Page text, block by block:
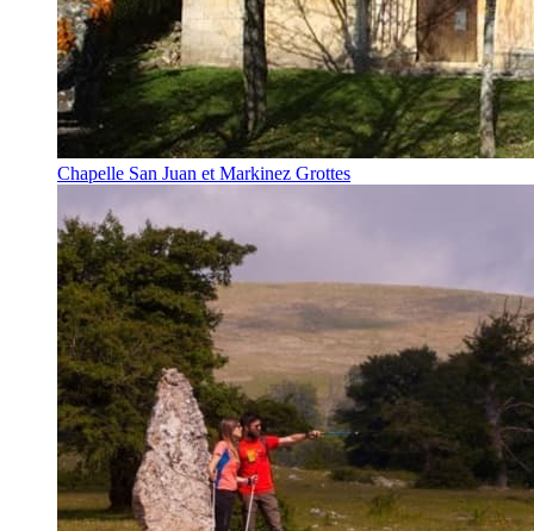
Chapelle San Juan et Markinez Grottes